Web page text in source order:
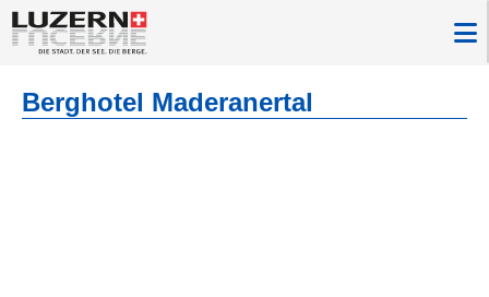
Berghotel Maderanertal